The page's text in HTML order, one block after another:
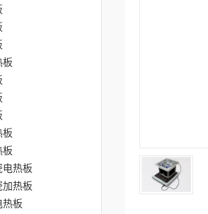
板
板
板
电热板
加热板
热板